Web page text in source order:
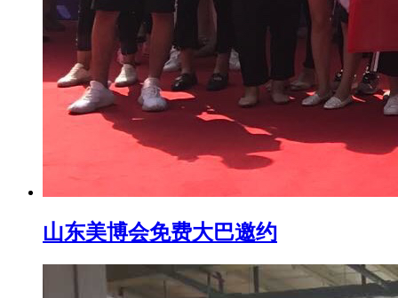
山东美博会免费大巴邀约